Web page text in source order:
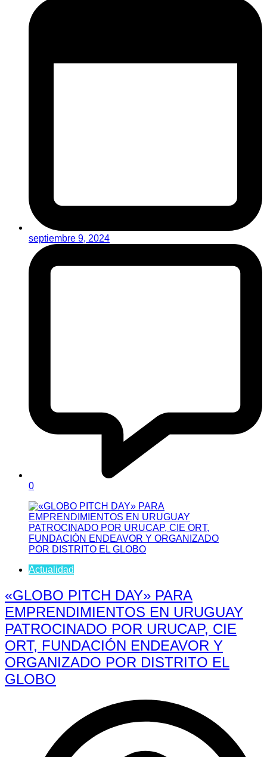
septiembre 9, 2024
0
Actualidad
«GLOBO PITCH DAY» PARA
EMPRENDIMIENTOS EN URUGUAY
PATROCINADO POR URUCAP, CIE
ORT, FUNDACIÓN ENDEAVOR Y
ORGANIZADO POR DISTRITO EL
GLOBO